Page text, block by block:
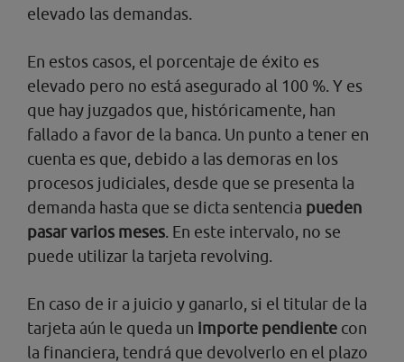
elevado las demandas.
En estos casos, el porcentaje de éxito es
elevado pero no está asegurado al 100 %. Y es
que hay juzgados que, históricamente, han
fallado a favor de la banca. Un punto a tener en
cuenta es que, debido a las demoras en los
procesos judiciales, desde que se presenta la
demanda hasta que se dicta sentencia pueden
pasar varios meses. En este intervalo, no se
puede utilizar la tarjeta revolving.
En caso de ir a juicio y ganarlo, si el titular de la
tarjeta aún le queda un importe pendiente con
la financiera, tendrá que devolverlo en el plazo